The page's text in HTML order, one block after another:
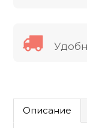
Описание